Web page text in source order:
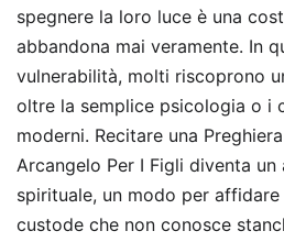
spegnere la loro luce è una
abbandona mai veramente. In
vulnerabilità, molti riscoprono
oltre la semplice psicologia o i
moderni. Recitare una
Arcangelo Per I Figli diventa
spirituale, un modo per
custode che non conosce